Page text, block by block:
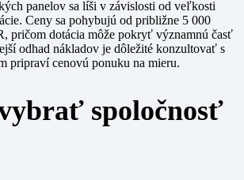
panelov sa líši v závislosti od veľkosti
Ceny sa pohybujú od približne 5 000
pričom dotácia môže pokryť významnú časť
odhad nákladov je dôležité konzultovať s
pripraví cenovú ponuku na mieru.
spoločnosť